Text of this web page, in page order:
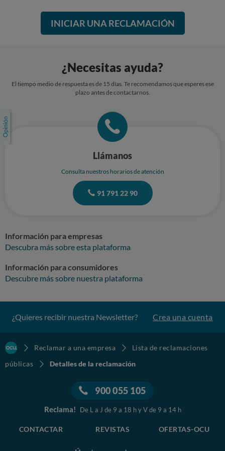
INICIAR UNA RECLAMACIÓN
¿Necesitas ayuda?
El tiempo medio de respuesta es de 15 días. Te recomendamos que esperes ese
plazo antes de contactarnos.
Llámanos
Consulta nuestros horarios de atención
91 791 22 90
Información para empresas
Descubra más sobre esta plataforma
Información para consumidores
Descubre más sobre nuestra plataforma
¿Quieres recibir nuestra Newsletter? Crea una cuenta
Reclamar a una empresa
Lista de reclamaciones
públicas
Detalles de la reclamación
900 055 105
Reclama! De L a J de 9 a 18 h y V de 9 a 14 h
CONTACTAR REVISTAS OFERTAS-OCU